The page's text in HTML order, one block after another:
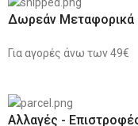
Δωρεάν Μεταφορικά
Για αγορές άνω των 49€
Αλλαγές -